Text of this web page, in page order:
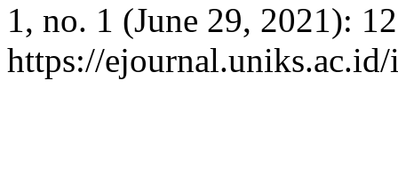
1, no. 1 (June 29, 2021):
https://